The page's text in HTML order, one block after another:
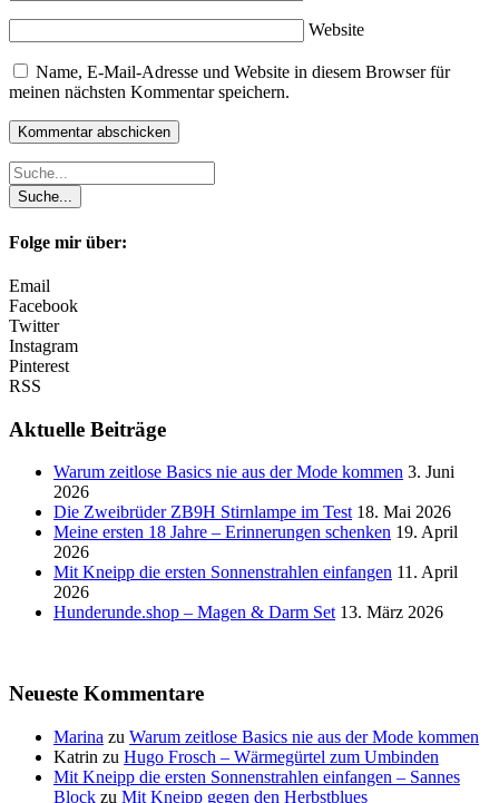
Website
Name, E-Mail-Adresse und Website in diesem Browser für
meinen nächsten Kommentar speichern.
Folge mir über:
Email
Facebook
Twitter
Instagram
Pinterest
RSS
Aktuelle Beiträge
Warum zeitlose Basics nie aus der Mode kommen 3. Juni
2026
Die Zweibrüder ZB9H Stirnlampe im Test 18. Mai 2026
Meine ersten 18 Jahre – Erinnerungen schenken 19. April
2026
Mit Kneipp die ersten Sonnenstrahlen einfangen 11. April
2026
Hunderunde.shop – Magen & Darm Set 13. März 2026
Neueste Kommentare
Marina zu Warum zeitlose Basics nie aus der Mode kommen
Katrin zu Hugo Frosch – Wärmegürtel zum Umbinden
Mit Kneipp die ersten Sonnenstrahlen einfangen – Sannes
Block zu Mit Kneipp gegen den Herbstblues